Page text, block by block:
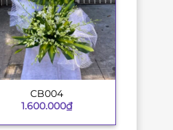
CB004
1.600.000₫